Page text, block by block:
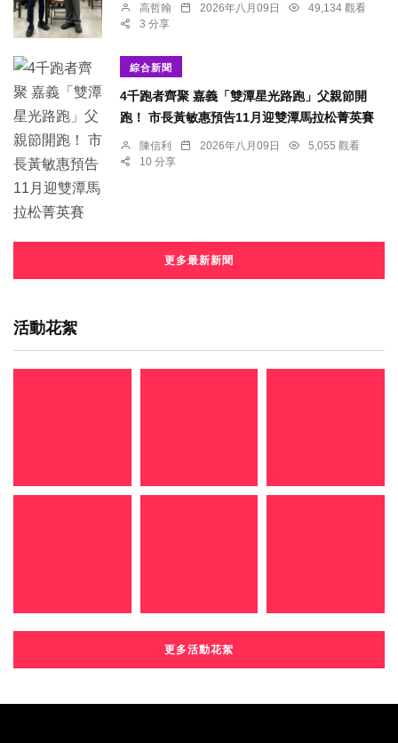
高哲翰 2026年八月09日
49,134 觀看
3 分享
綜合新聞
4千跑者齊聚 嘉義「雙潭星光路跑」父親節開
跑！ 市長黃敏惠預告11月迎雙潭馬拉松菁英賽
陳信利 2026年八月09日
5,055 觀看
10 分享
更多最新新聞
活動花絮
更多活動花絮